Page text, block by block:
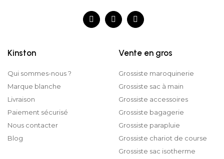
Kinston
Qui sommes-nous ?
Marque blanche
Livraison
Paiement sécurisé
Nous contacter
Blog
Vente en gros
Grossiste maroquinerie
Grossiste sac à main
Grossiste accessoires
Grossiste bagagerie
Grossiste parapluie
Grossiste chariot de course
Grossiste sac isotherme